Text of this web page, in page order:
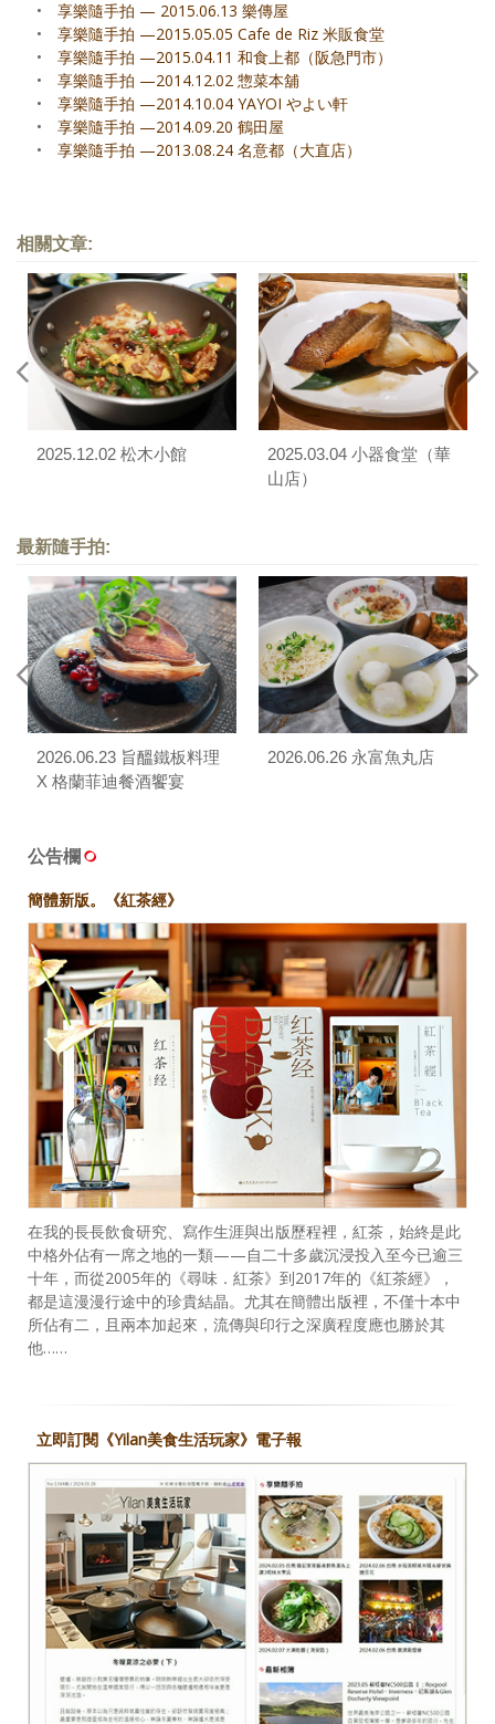
•
享樂隨手拍 — 2015.06.13 樂傳屋
•
享樂隨手拍 —2015.05.05 Cafe de Riz 米販食堂
•
享樂隨手拍 —2015.04.11 和食上都（阪急門市）
•
享樂隨手拍 —2014.12.02 惣菜本舖
•
享樂隨手拍 —2014.10.04 YAYOI やよい軒
•
享樂隨手拍 —2014.09.20 鶴田屋
•
享樂隨手拍 —2013.08.24 名意都（大直店）
相關文章:
2025.12.02 松木小館
2025.03.04 小器食堂（華
山店）
最新隨手拍:
2026.06.23 旨醞鐵板料理
X 格蘭菲迪餐酒饗宴
2026.06.26 永富魚丸店
公告欄
簡體新版。《紅茶經》
在我的長長飲食研究、寫作生涯與出版歷程裡，紅茶，始終是此
中格外佔有一席之地的一類——自二十多歲沉浸投入至今已逾三
十年，而從2005年的《尋味．紅茶》到2017年的《紅茶經》，
都是這漫漫行途中的珍貴結晶。尤其在簡體出版裡，不僅十本中
所佔有二，且兩本加起來，流傳與印行之深廣程度應也勝於其
他……
立即訂閱《Yilan美食生活玩家》電子報